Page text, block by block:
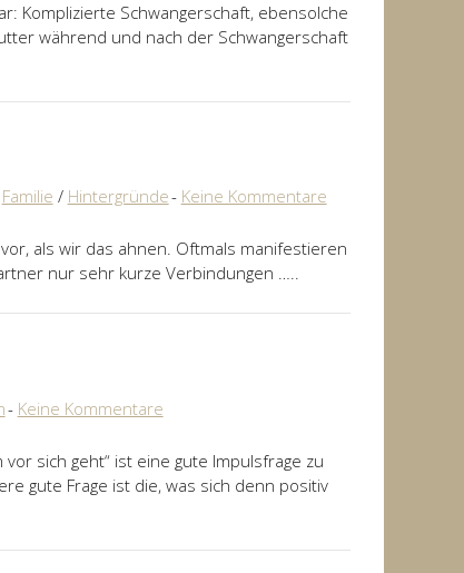
Komplizierte Schwangerschaft, ebensolche
während und nach der Schwangerschaft
Familie / Hintergründe Keine Kommentare
als wir das ahnen. Oftmals manifestieren
nur sehr kurze Verbindungen …..
Keine Kommentare
sich geht“ ist eine gute Impulsfrage zu
gute Frage ist die, was sich denn positiv